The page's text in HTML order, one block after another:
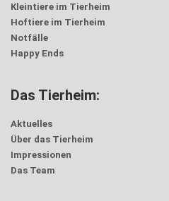
Kleintiere im Tierheim
Hoftiere im Tierheim
Notfälle
Happy Ends
Das Tierheim:
Aktuelles
Über das Tierheim
Impressionen
Das Team